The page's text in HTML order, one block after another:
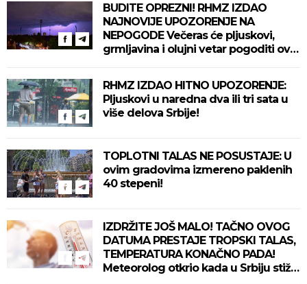
BUDITE OPREZNI! RHMZ IZDAO
NAJNOVIJE UPOZORENJE NA
NEPOGODE Večeras će pljuskovi,
grmljavina i olujni vetar pogoditi ove
RHMZ IZDAO HITNO UPOZORENJE:
Pljuskovi u naredna dva ili tri sata u
više delova Srbije!
TOPLOTNI TALAS NE POSUSTAJE: U
ovim gradovima izmereno paklenih
40 stepeni!
IZDRŽITE JOŠ MALO! TAČNO OVOG
DATUMA PRESTAJE TROPSKI TALAS,
TEMPERATURA KONAČNO PADA!
Meteorolog otkrio kada u Srbiju stiže